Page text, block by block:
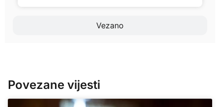
Vezano
Povezane vijesti